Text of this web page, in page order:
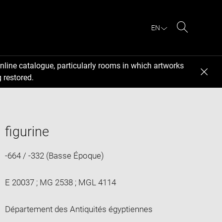
EN
catalogue, particularly rooms in which artworks
restored.
figurine
-664 / -332 (Basse Époque)
E 20037 ; MG 2538 ; MGL 4114
Département des Antiquités égyptiennes